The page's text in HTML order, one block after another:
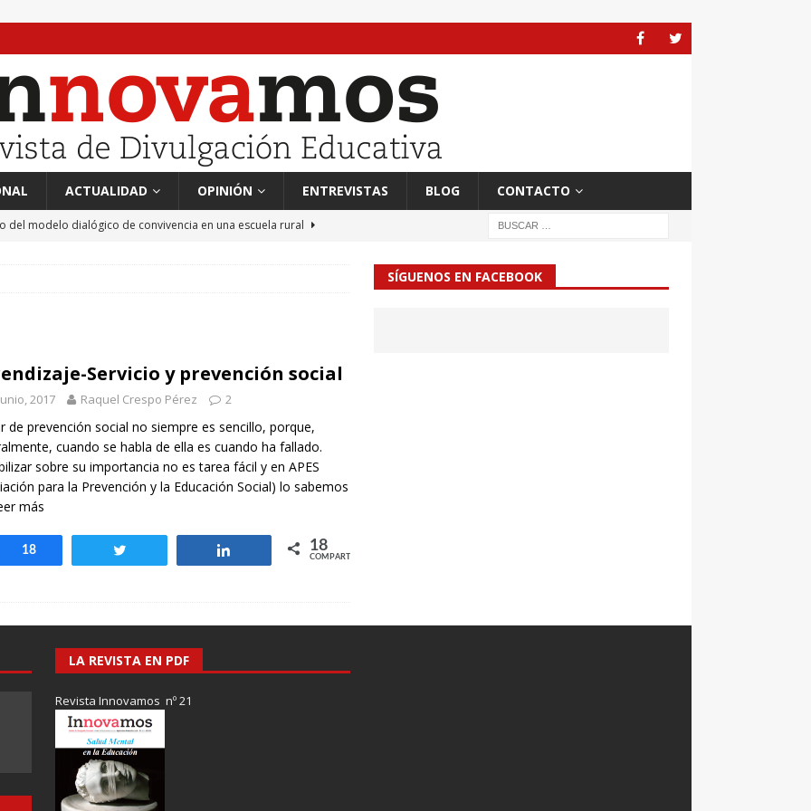
ACTUALIDAD OPINIÓN ENTREVISTAS BLOG CONTACTO
del modelo dialógico de convivencia en una escuela rural
Llanos
MIL PALABRAS
otros mundos es posible: Tertulias entre familiares en la Escuela
Castillo
EVIDENCIAS
Servicio y prevención social
2017 Raquel Crespo Pérez 2
de prevención social no siempre es sencillo, porque,
cuando se habla de ella es cuando ha fallado.
sobre su importancia no es tarea fácil y en APES
para la Prevención y la Educación Social) lo sabemos
más
Compartir
18 Compartir 18
COMPARTIR
SÍGUENOS EN FACEBOOK
LA REVISTA EN PDF
Revista Innovamos nº 21